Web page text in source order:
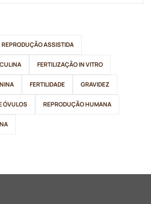
REPRODUÇÃO ASSISTIDA
FERTILIZAÇÃO IN VITRO
FERTILIDADE GRAVIDEZ
ÓVULOS REPRODUÇÃO HUMANA